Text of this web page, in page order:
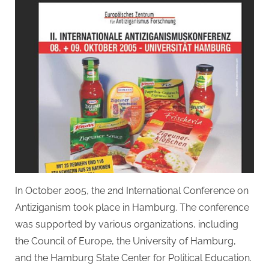
In October 2005, the 2nd International Conference on
Antiziganism took place in Hamburg. The conference
was supported by various organizations, including
the Council of Europe, the University of Hamburg,
and the Hamburg State Center for Political Education.